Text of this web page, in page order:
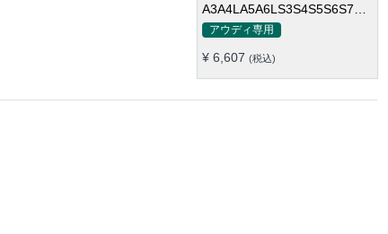
テールスタンダードリアカー
マーク
アウディ専用
¥ 6,607 (税込)